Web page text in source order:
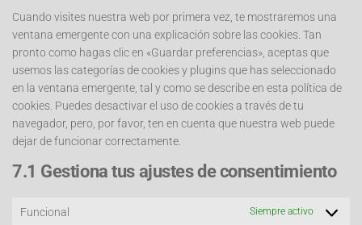
Cuando visites nuestra web por primera vez, te mostraremos una
ventana emergente con una explicación sobre las cookies. Tan
pronto como hagas clic en «Guardar preferencias», aceptas que
usemos las categorías de cookies y plugins que has seleccionado
en la ventana emergente, tal y como se describe en esta política de
cookies. Puedes desactivar el uso de cookies a través de tu
navegador, pero, por favor, ten en cuenta que nuestra web puede
dejar de funcionar correctamente.
7.1 Gestiona tus ajustes de consentimiento
Funcional Siempre activo